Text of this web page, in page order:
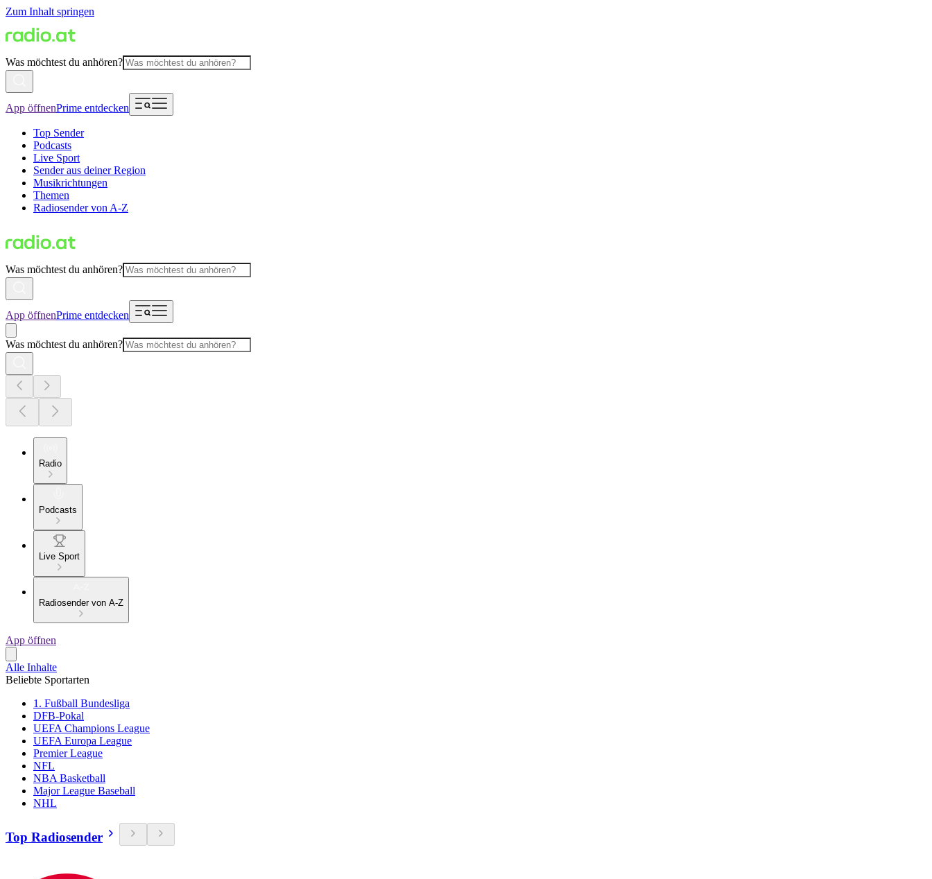
Zum Inhalt springen
Was möchtest du anhören?
App öffnenPrime entdecken
Top Sender
Podcasts
Live Sport
Sender aus deiner Region
Musikrichtungen
Themen
Radiosender von A-Z
Was möchtest du anhören?
App öffnenPrime entdecken
Was möchtest du anhören?
Radio
Podcasts
Live Sport
Radiosender von A-Z
App öffnen
Alle Inhalte
Beliebte Sportarten
1. Fußball Bundesliga
DFB-Pokal
UEFA Champions League
UEFA Europa League
Premier League
NFL
NBA Basketball
Major League Baseball
NHL
Top Radiosender